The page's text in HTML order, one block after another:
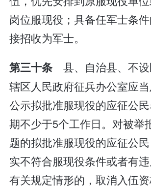
岗位服现役；具备任军士条
接招收为军士。
第三十条 县、自治县、不
辖区人民政府征兵办公室应
公示拟批准服现役的应征公
期不少于5个工作日。对被举
题的拟批准服现役的应征公
实不符合服现役条件或者有
有关规定情形的，取消入伍